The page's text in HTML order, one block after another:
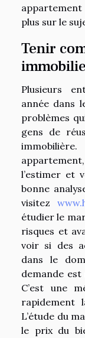
plus sur le
Tenir
Plusieurs
année dans
problèmes
gens de
l’estimer et
bonne
visitez
étudier le
risques et
voir si des
dans le
demande
C’est une
rapidement
L’étude du
le prix du